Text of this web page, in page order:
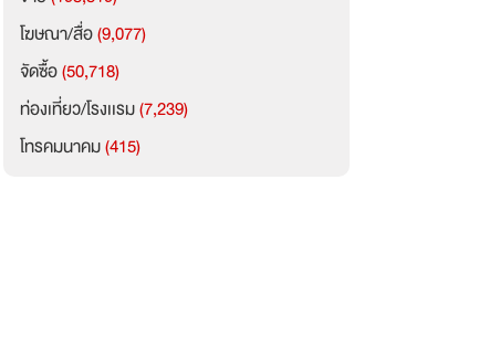
โฆษณา/สื่อ(9,077)
จัดซื้อ(50,718)
ท่องเที่ยว/โรงเเรม(7,239)
โทรคมนาคม(415)